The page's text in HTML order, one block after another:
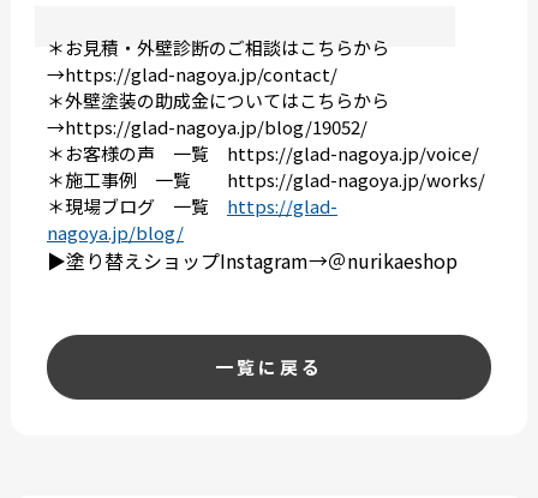
＊お見積・外壁診断のご相談はこちらから
→https://glad-nagoya.jp/contact/
＊外壁塗装の助成金についてはこちらから
→https://glad-nagoya.jp/blog/19052/
＊お客様の声 一覧 https://glad-nagoya.jp/voice/
＊施工事例 一覧 https://glad-nagoya.jp/works/
＊現場ブログ 一覧 https://glad-
nagoya.jp/blog/
▶︎塗り替えショップInstagram→＠nurikaeshop
一覧に戻る